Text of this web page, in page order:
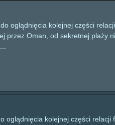
oglądnięcia kolejnej części
przez Oman, od sekretnej plaży
oglądnięcia kolejnej części